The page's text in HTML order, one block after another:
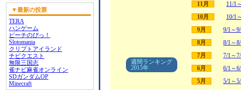
▼最新の投票
TERA
ハンゲーム
ピーチのぴっ！
Slotomania
クリプトアイランド
チビクエスト
無限三国志
雀ナビ麻雀オンライン
SDガンダムOP
Minecraft
週間ランキング
2015年
11月
11/1
10月
10/1
9月
9/1～
8月
8/1～
7月
7/1～
6月
6/1～
5月
5/1～